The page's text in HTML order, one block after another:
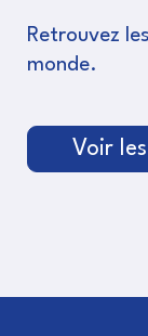
Retrouvez
monde.
Voir